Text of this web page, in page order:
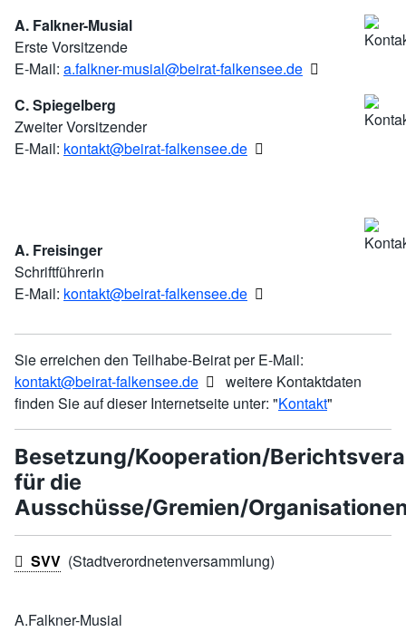
A. Falkner-Musial
Erste Vorsitzende
E-Mail: a.falkner-musial@beirat-falkensee.de
C. Spiegelberg
Zweiter Vorsitzender
E-Mail: kontakt@beirat-falkensee.de
A. Freisinger
Schriftführerin
E-Mail: kontakt@beirat-falkensee.de
Sie erreichen den Teilhabe-Beirat per E-Mail:
kontakt@beirat-falkensee.de
weitere Kontaktdaten
finden Sie auf dieser Internetseite unter: "Kontakt"
Besetzung/Kooperation/
für die
Ausschüsse/Gremien/
SVV (Stadtverordnetenversammlung)
A.Falkner-Musial